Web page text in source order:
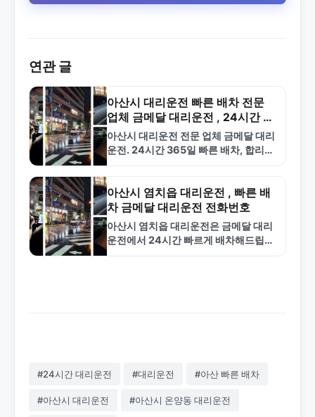
연관 글
아산시 대리운전 빠른 배차 전문
업체 금메달 대리운전 , 24시간 콜
센터 운영
아산시 대리운전 전문 업체 금메달 대리
운전. 24시간 365일 빠른 배차, 합리적
4774
아산시 염치읍 대리운전 , 빠른 배
차 금메달 대리운전 전화번호
아산시 염치읍 대리운전은 금메달 대리
운전에서 24시간 빠르게 배차해드립니
#24시간 대리운전 #대리운전 #아산 빠른 배차
#아산시 대리운전 #아산시 온양동 대리운전